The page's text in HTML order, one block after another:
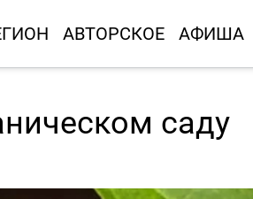
АВТОРСКОЕ АФИША
саду